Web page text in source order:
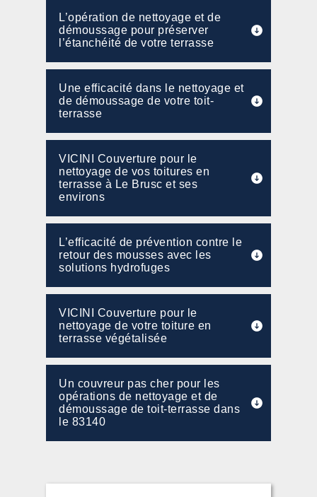
L’opération de nettoyage et de
démoussage pour préserver
l’étanchéité de votre terrasse
Une efficacité dans le nettoyage et
de démoussage de votre toit-
terrasse
VICINI Couverture pour le
nettoyage de vos toitures en
terrasse à Le Brusc et ses
environs
L’efficacité de prévention contre le
retour des mousses avec les
solutions hydrofuges
VICINI Couverture pour le
nettoyage de votre toiture en
terrasse végétalisée
Un couvreur pas cher pour les
opérations de nettoyage et de
démoussage de toit-terrasse dans
le 83140